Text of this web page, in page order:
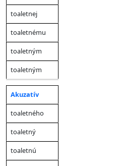
toaletnej
toaletnému
toaletným
toaletným
Akuzatív
toaletného
toaletný
toaletnú